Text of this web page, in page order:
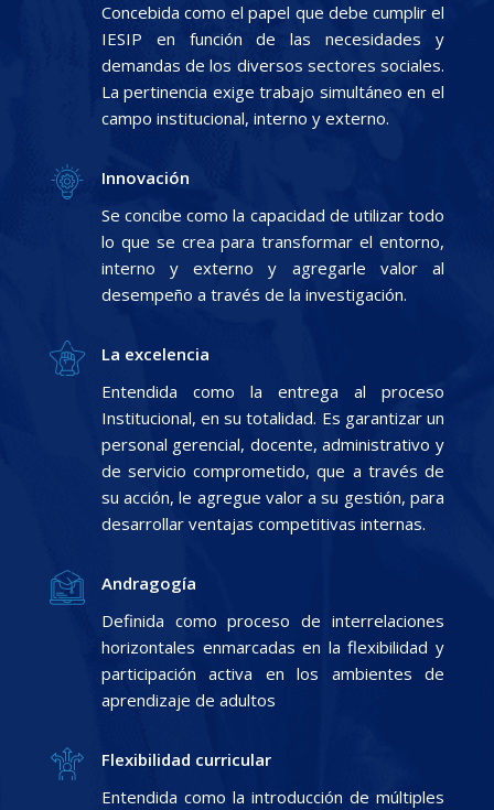
Concebida como el papel que debe cumplir el
IESIP en función de las necesidades y
demandas de los diversos sectores sociales.
La pertinencia exige trabajo simultáneo en el
campo institucional, interno y externo.
Innovación
Se concibe como la capacidad de utilizar todo
lo que se crea para transformar el entorno,
interno y externo y agregarle valor al
desempeño a través de la investigación.
La excelencia
Entendida como la entrega al proceso
Institucional, en su totalidad. Es garantizar un
personal gerencial, docente, administrativo y
de servicio comprometido, que a través de
su acción, le agregue valor a su gestión, para
desarrollar ventajas competitivas internas.
Andragogía
Definida como proceso de interrelaciones
horizontales enmarcadas en la flexibilidad y
participación activa en los ambientes de
aprendizaje de adultos
Flexibilidad curricular
Entendida como la introducción de múltiples